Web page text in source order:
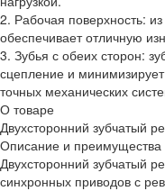
2. Рабочая поверхность:
обеспечивает отличную
3. Зубья с обеих сторон:
сцепление и
точных механических
О товаре
Двухсторонний зубчатый
Описание и преимущества
Двухсторонний зубчатый
синхронных приводов с